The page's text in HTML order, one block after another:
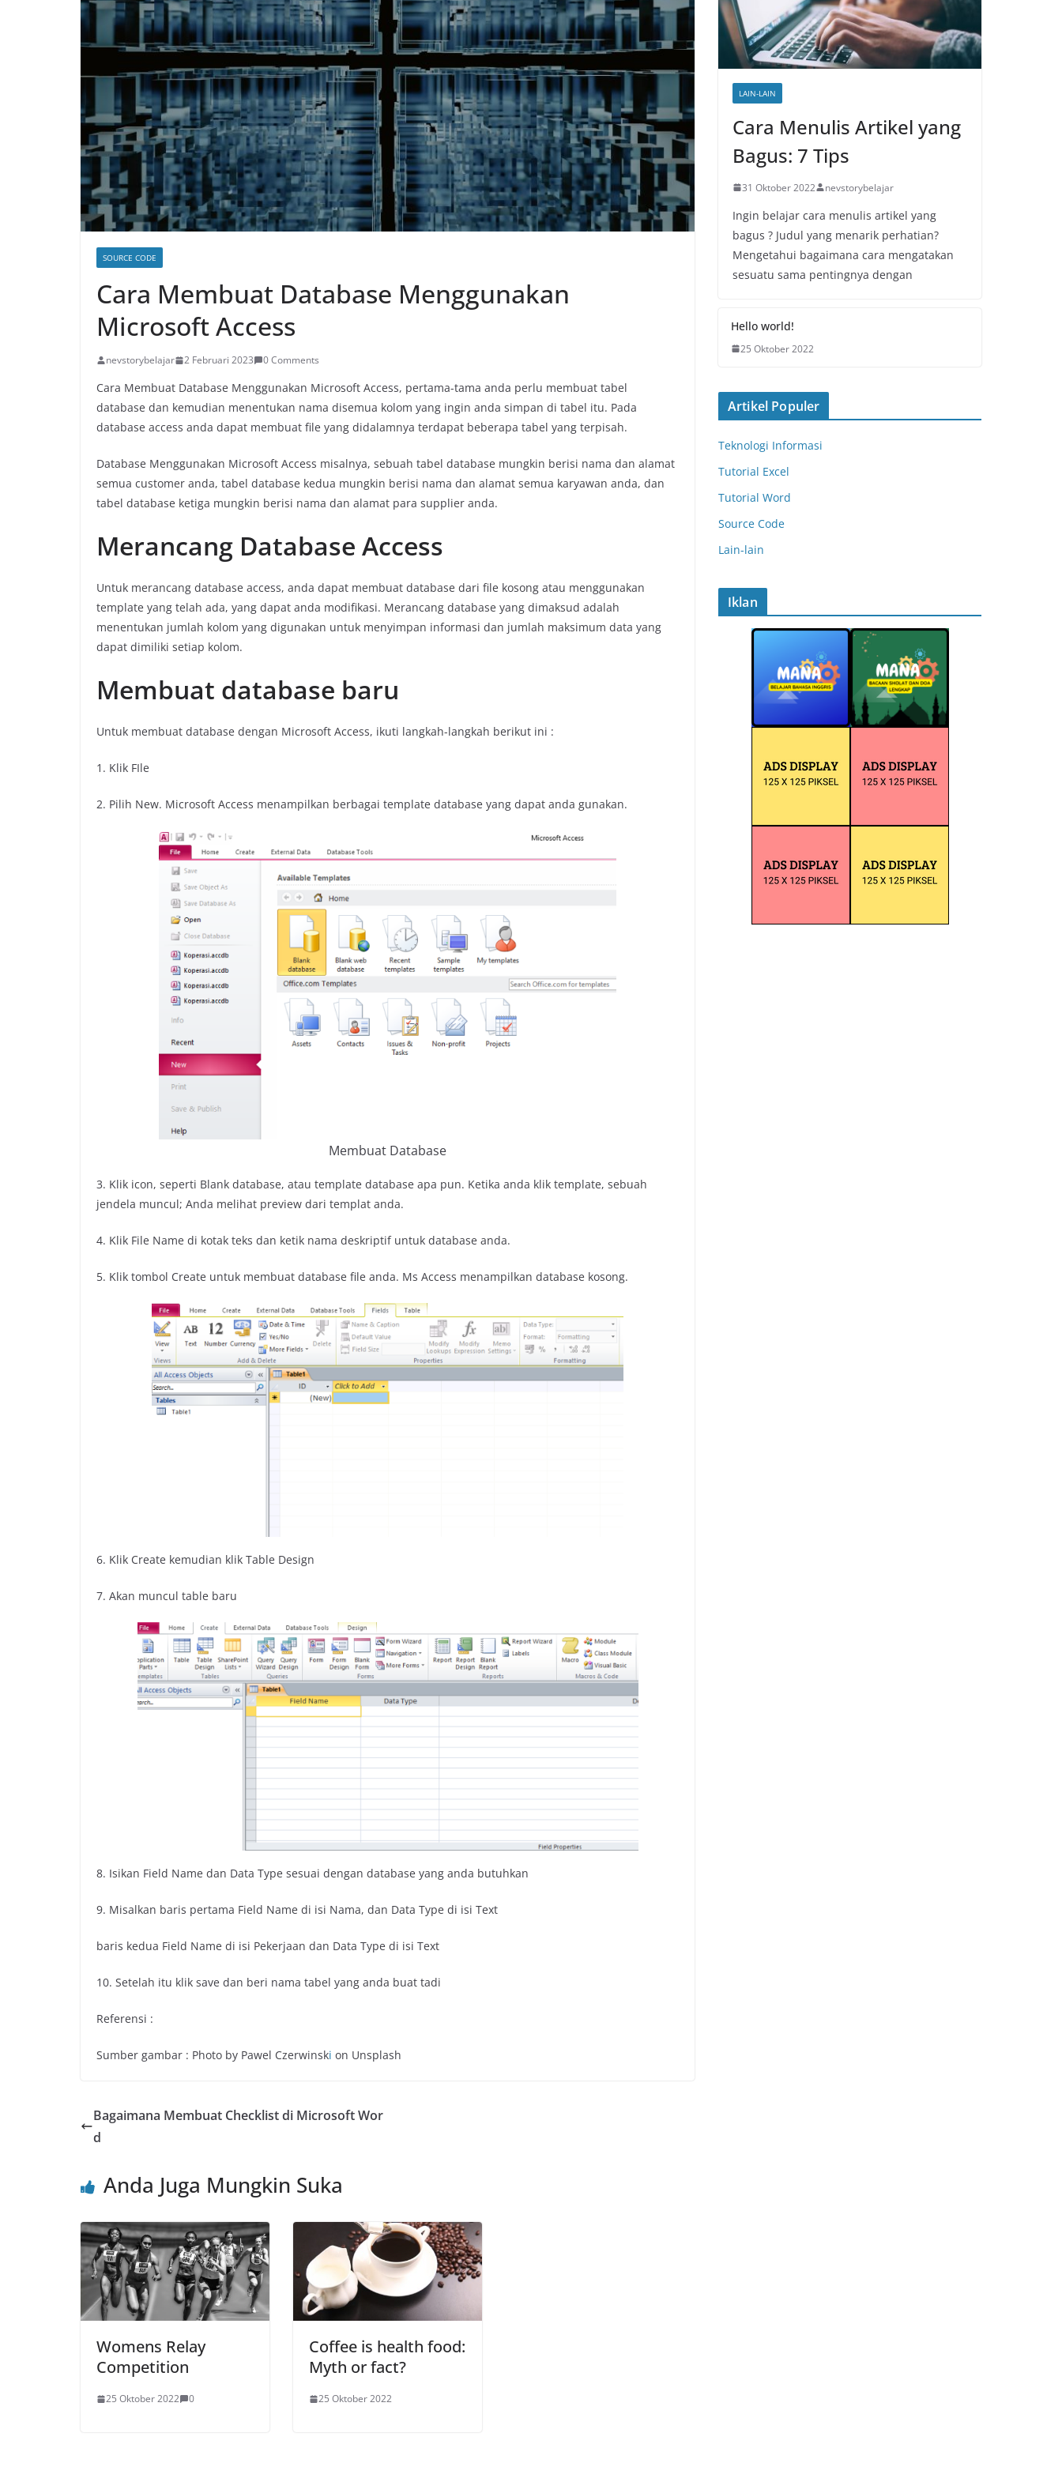
SOURCE CODE
Cara Membuat Database Menggunakan
Microsoft Access
nevstorybelajar 2 Februari 2023 0 Comments
Cara Membuat Database Menggunakan Microsoft Access, pertama-tama anda perlu membuat tabel
database dan kemudian menentukan nama disemua kolom yang ingin anda simpan di tabel itu. Pada
database access anda dapat membuat file yang didalamnya terdapat beberapa tabel yang terpisah.
Database Menggunakan Microsoft Access misalnya, sebuah tabel database mungkin berisi nama dan alamat
semua customer anda, tabel database kedua mungkin berisi nama dan alamat semua karyawan anda, dan
tabel database ketiga mungkin berisi nama dan alamat para supplier anda.
Merancang Database Access
Untuk merancang database access, anda dapat membuat database dari file kosong atau menggunakan
template yang telah ada, yang dapat anda modifikasi. Merancang database yang dimaksud adalah
menentukan jumlah kolom yang digunakan untuk menyimpan informasi dan jumlah maksimum data yang
dapat dimiliki setiap kolom.
Membuat database baru
Untuk membuat database dengan Microsoft Access, ikuti langkah-langkah berikut ini :
1. Klik FIle
2. Pilih New. Microsoft Access menampilkan berbagai template database yang dapat anda gunakan.
Membuat Database
3. Klik icon, seperti Blank database, atau template database apa pun. Ketika anda klik template, sebuah
jendela muncul; Anda melihat preview dari templat anda.
4. Klik File Name di kotak teks dan ketik nama deskriptif untuk database anda.
5. Klik tombol Create untuk membuat database file anda. Ms Access menampilkan database kosong.
6. Klik Create kemudian klik Table Design
7. Akan muncul table baru
8. Isikan Field Name dan Data Type sesuai dengan database yang anda butuhkan
9. Misalkan baris pertama Field Name di isi Nama, dan Data Type di isi Text
baris kedua Field Name di isi Pekerjaan dan Data Type di isi Text
10. Setelah itu klik save dan beri nama tabel yang anda buat tadi
Referensi :
Sumber gambar : Photo by Pawel Czerwinski on Unsplash
Bagaimana Membuat Checklist di Microsoft Wor
d
Anda Juga Mungkin Suka
Womens Relay
Competition
25 Oktober 2022 0
Coffee is health food:
Myth or fact?
25 Oktober 2022
LAIN-LAIN
Cara Menulis Artikel yang
Bagus: 7 Tips
31 Oktober 2022 nevstorybelajar
Ingin belajar cara menulis artikel yang
bagus ? Judul yang menarik perhatian?
Mengetahui bagaimana cara mengatakan
sesuatu sama pentingnya dengan
Hello world!
25 Oktober 2022
Artikel Populer
Teknologi Informasi
Tutorial Excel
Tutorial Word
Source Code
Lain-lain
Iklan